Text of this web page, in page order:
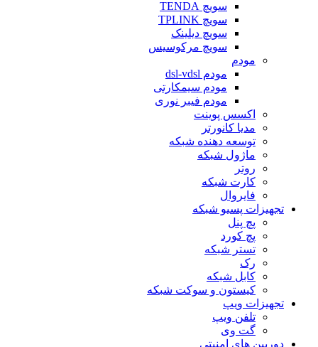
سویچ TENDA
سویچ TPLINK
سویچ دیلینک
سویچ مرکوسیس
مودم
مودم dsl-vdsl
مودم سیمکارتی
مودم فیبر نوری
اکسس پوینت
مدیا کانورتر
توسعه دهنده شبکه
ماژول شبکه
روتر
کارت شبکه
فایروال
تجهیزات پسیو شبکه
پچ پنل
پچ کورد
تستر شبکه
رک
کابل شبکه
کیستون و سوکت شبکه
تجهیزات ویپ
تلفن ویپ
گت وی
دوربین های امنیتی